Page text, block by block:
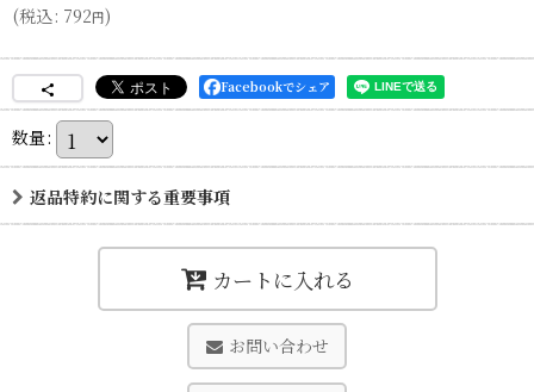
(税込: 792円)
Facebookでシェア
数量:
返品特約に関する重要事項
カートに入れる
お問い合わせ